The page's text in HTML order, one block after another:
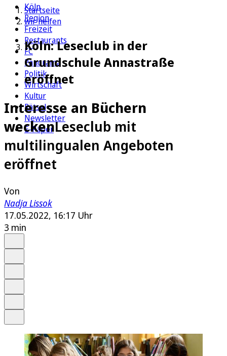
Köln
Region
Freizeit
Restaurants
FC
Panorama
Politik
Wirtschaft
Kultur
Rätsel
Newsletter
E-Paper
Startseite
wir helfen
Köln: Leseclub in der
Grundschule Annastraße
eröffnet
Interesse an Büchern
weckenLeseclub mit
multilingualen Angeboten
eröffnet
Von
Nadja Lissok
17.05.2022, 16:17 Uhr
3 min